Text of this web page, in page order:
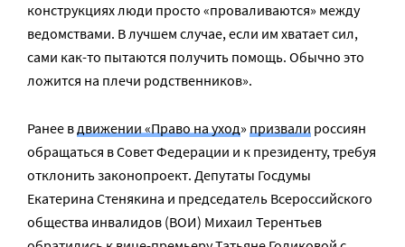
конструкциях люди просто «проваливаются» между
ведомствами. В лучшем случае, если им хватает сил,
сами как-то пытаются получить помощь. Обычно это
ложится на плечи родственников».
Ранее вдвижении «Право на уход» призвали россиян
обращаться в Совет Федерации и к президенту, требуя
отклонить законопроект. Депутаты Госдумы
Екатерина Стенякина и председатель Всероссийского
общества инвалидов (ВОИ) Михаил Терентьев